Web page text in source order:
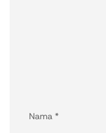
Nama *